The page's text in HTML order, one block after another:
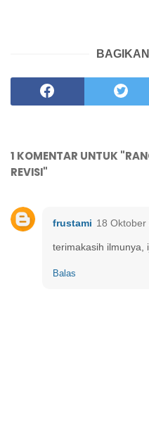
1 KOMENTAR UNTUK
REVISI"
frustami 18
terimakasih ilmunya,
Balas